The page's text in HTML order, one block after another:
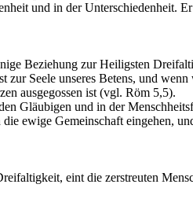
und in der Unterschiedenheit.
Beziehung zur Heiligsten
Seele unseres Betens, und
ausgegossen ist (vgl. Röm 5,5).
Gläubigen und in der
ewige Gemeinschaft eingehen,
eint die zerstreuten